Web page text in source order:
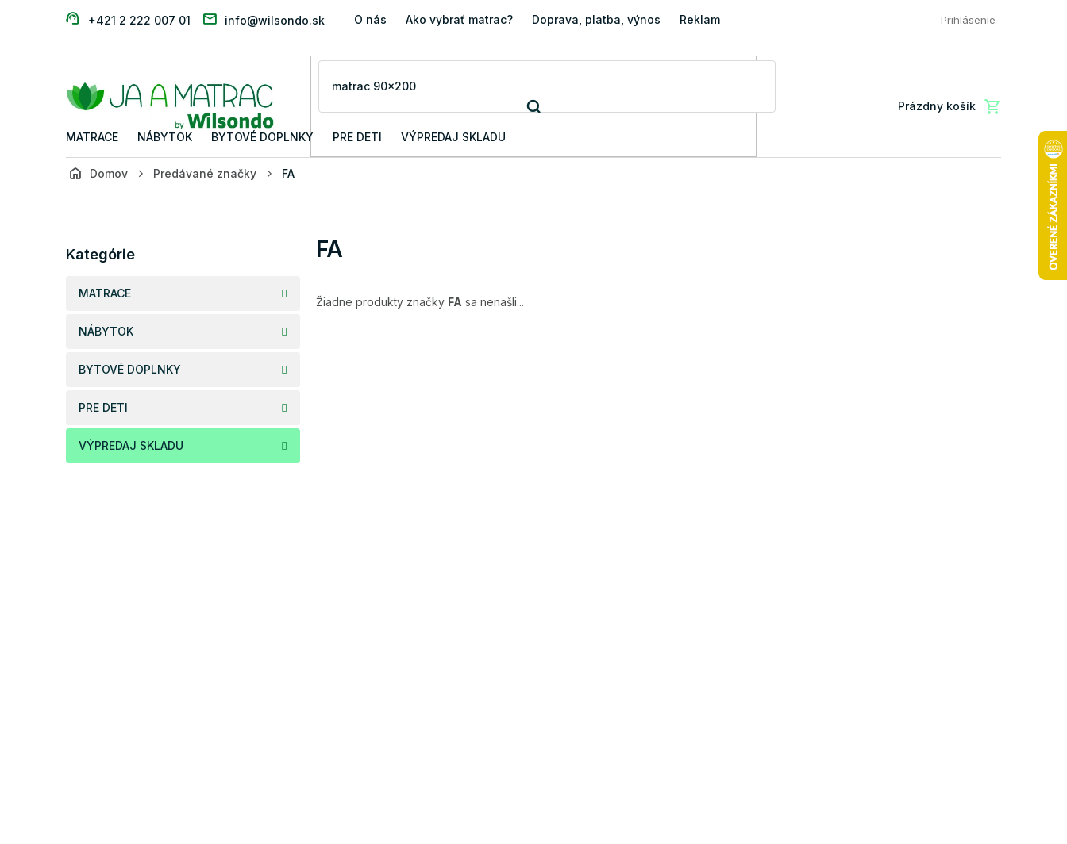
+421 2 222 007 01 info@wilsondo.sk O nás Ako vybrať matrac? Doprava, platba, výnos Reklamácia a vrátenie tovaru FAQ: Najčastejšie otázky zákazníkov
Prihlásenie
Nákupný
Prázdny košík
MATRACE NÁBYTOK BYTOVÉ DOPLNKY PRE DETI VÝPREDAJ SKLADU
Domov Predávané značky FA
n
kategórie
Kategórie
MATRACE
NÁBYTOK
BYTOVÉ DOPLNKY
PRE DETI
VÝPREDAJ SKLADU
FA
Žiadne produkty značky FA sa nenašli...